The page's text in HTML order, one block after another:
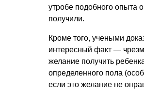
утробе подобного опыта
получили.
Кроме того, учеными
интересный факт —
желание получить
определенного пола
если это желание не